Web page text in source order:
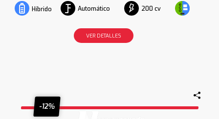
Híbrido Automático 200 cv
VER DETALLES
-12%